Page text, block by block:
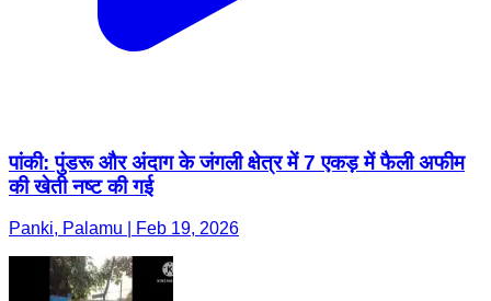
पांकी: पुंडरू और अंदाग के जंगली क्षेत्र में 7 एकड़ में फैली अफीम
की खेती नष्ट की गई
Panki, Palamu | Feb 19, 2026